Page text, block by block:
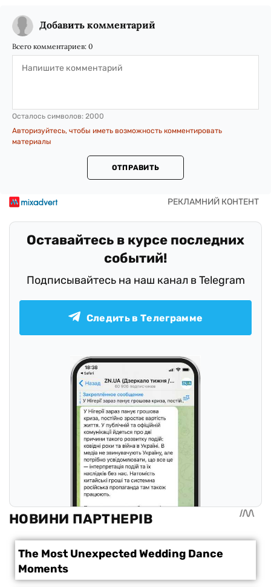
Добавить комментарий
Всего комментариев: 0
Осталось символов: 2000
Авторизуйтесь, чтобы иметь возможность комментировать
материалы
ОТПРАВИТЬ
Оставайтесь в курсе последних
событий!
Подписывайтесь на наш канал в Telegram
Следить в Телеграмме